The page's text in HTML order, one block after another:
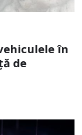
în
de